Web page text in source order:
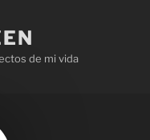
de mi vida